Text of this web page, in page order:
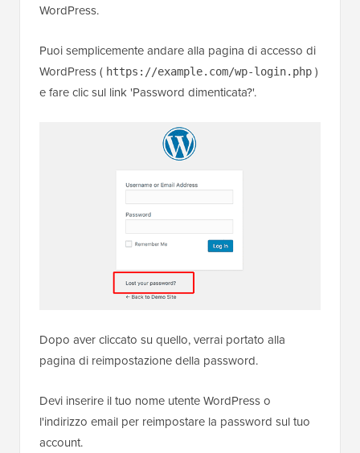
WordPress.
Puoi semplicemente andare alla pagina di accesso di
WordPress ( https://example.com/wp-login.php )
e fare clic sul link 'Password dimenticata?'.
Dopo aver cliccato su quello, verrai portato alla
pagina di reimpostazione della password.
Devi inserire il tuo nome utente WordPress o
l'indirizzo email per reimpostare la password sul tuo
account.